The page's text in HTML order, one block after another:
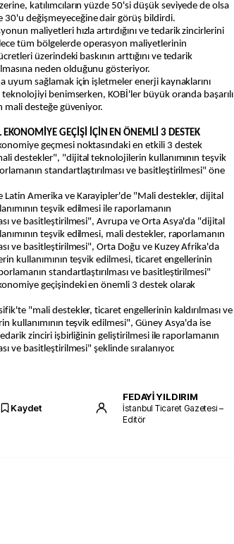
katılımcıların yüzde 50'si düşük seviyede de olsa
30'u değişmeyeceğine dair görüş bildirdi.
maliyetleri hızla artırdığını ve tedarik zincirlerini
tüm bölgelerde operasyon maliyetlerinin
üzerindeki baskının arttığını ve tedarik
neden olduğunu gösteriyor.
uyum sağlamak için işletmeler enerji kaynaklarını
benimserken, KOBİ'ler büyük oranda başarılı
mali desteğe güveniyor.
EKONOMİYE GEÇİŞİ İÇİN EN ÖNEMLİ 3 DESTEK
geçmesi noktasındaki en etkili 3 destek
destekler", "dijital teknolojilerin kullanımının teşvik
standartlaştırılması ve basitleştirilmesi" öne
Latin Amerika ve Karayipler'de "Mali destekler, dijital
teşvik edilmesi ile raporlamanın
ve basitleştirilmesi", Avrupa ve Orta Asya'da "dijital
teşvik edilmesi, mali destekler, raporlamanın
ve basitleştirilmesi", Orta Doğu ve Kuzey Afrika'da
kullanımının teşvik edilmesi, ticaret engellerinin
standartlaştırılması ve basitleştirilmesi"
geçişindeki en önemli 3 destek olarak
"mali destekler, ticaret engellerinin kaldırılması ve
kullanımının teşvik edilmesi", Güney Asya'da ise
zinciri işbirliğinin geliştirilmesi ile raporlamanın
ve basitleştirilmesi" şeklinde sıralanıyor.
Kaydet
FEDAYİ YILDIRIM
İstanbul Ticaret Gazetesi –
Editör